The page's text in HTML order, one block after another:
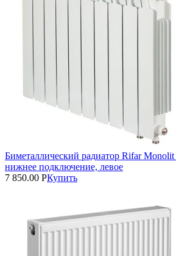
Биметаллический радиатор Rifar
нижнее подключение, левое
7 850.00 РКупить